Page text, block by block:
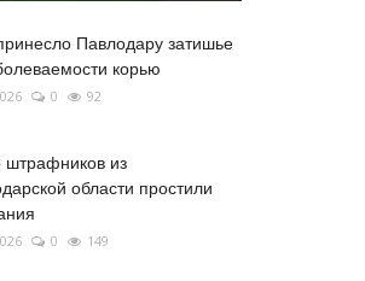
Павлодару затишье
корью
0 92
штрафников из
области простили
0 149